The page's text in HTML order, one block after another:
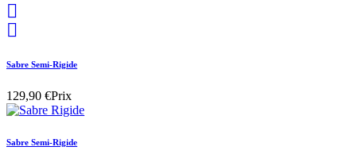


Sabre Semi-Rigide
129,90 €Prix
Sabre Semi-Rigide